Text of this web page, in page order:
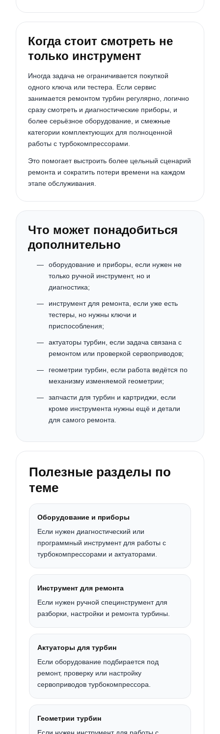
Когда стоит смотреть не
только инструмент
Иногда задача не ограничивается покупкой
одного ключа или тестера. Если сервис
занимается ремонтом турбин регулярно, логично
сразу смотреть и диагностические приборы, и
более серьёзное оборудование, и смежные
категории комплектующих для полноценной
работы с турбокомпрессорами.
Это помогает выстроить более цельный сценарий
ремонта и сократить потери времени на каждом
этапе обслуживания.
Что может понадобиться
дополнительно
оборудование и приборы, если нужен не
только ручной инструмент, но и
диагностика;
инструмент для ремонта, если уже есть
тестеры, но нужны ключи и
приспособления;
актуаторы турбин, если задача связана с
ремонтом или проверкой сервоприводов;
геометрии турбин, если работа ведётся по
механизму изменяемой геометрии;
запчасти для турбин и картриджи, если
кроме инструмента нужны ещё и детали
для самого ремонта.
Полезные разделы по
теме
Оборудование и приборы
Если нужен диагностический или
программный инструмент для работы с
турбокомпрессорами и актуаторами.
Инструмент для ремонта
Если нужен ручной специнструмент для
разборки, настройки и ремонта турбины.
Актуаторы для турбин
Если оборудование подбирается под
ремонт, проверку или настройку
сервоприводов турбокомпрессора.
Геометрии турбин